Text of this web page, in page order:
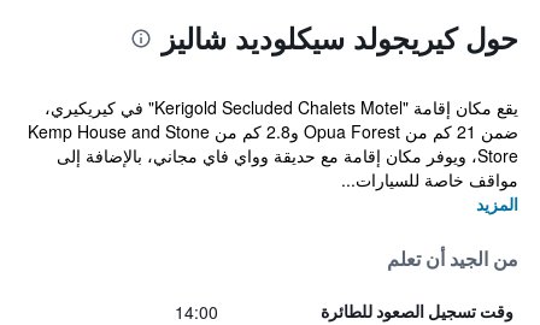
حول كيريجولد سيكلوديد شاليز
يقع مكان إقامة "Kerigold Secluded Chalets Motel" في كيريكيري،
ضمن 21 كم من Opua Forest و2.8 كم من Kemp House and Stone
Store، ويوفر مكان إقامة مع حديقة وواي فاي مجاني، بالإضافة إلى
مواقف خاصة للسيارات...
المزيد
من الجيد أن تعلم
وقت تسجيل الصعود للطائرة 14:00